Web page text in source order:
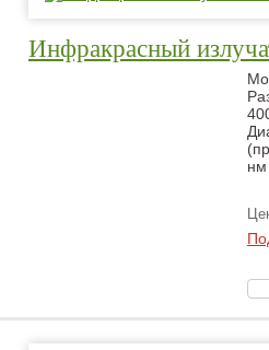
Инфракрасный
нм